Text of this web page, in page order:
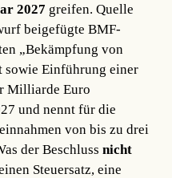
2027 greifen.Quelle
beigefügte BMF-
„Bekämpfung von
sowie Einführung einer
Milliarde Euro
und nennt für die
von bis zu drei
der Beschlussnicht
Steuersatz, eine